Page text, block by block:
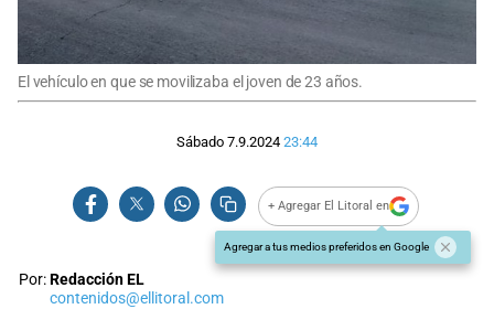
El vehículo en que se movilizaba el joven de 23 años.
Sábado 7.9.2024 23:44
+ Agregar El Litoral en
Agregar a tus medios preferidos en Google
Por:Redacción EL
contenidos@ellitoral.com